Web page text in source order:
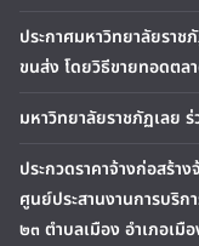
ประกาศมหาวิทยาลัยรา
ขนส่ง โดยวิธีขายทอดตล
มหาวิทยาลัยราชภัฏเลย
ประกวดราคาจ้างก่อสร้
ศูนย์ประสานงานการบริก
๒๓ ตำบลเมือง อำเภอเมื